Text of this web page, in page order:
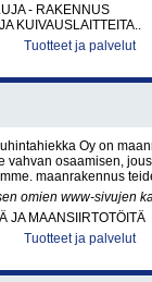
- RAKENNUS
KUIVAUSLAITTEITA..
Tuotteet ja palvelut
Oy on
vahvan osaamisen,
maanrakennus
omien www-sivujen
JA MAANSIIRTOTÖITÄ
Tuotteet ja palvelut